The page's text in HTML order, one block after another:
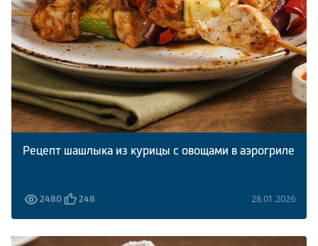
Рецепт шашлыка из курицы с овощами в аэрогриле
2480 248 28.01.2026